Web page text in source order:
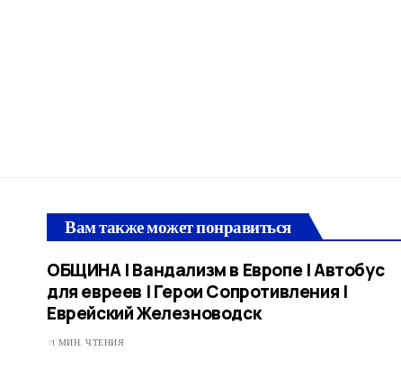
Вам также может понравиться
ОБЩИНА | Вандализм в Европе | Автобус
для евреев | Герои Сопротивления |
Еврейский Железноводск
1 МИН. ЧТЕНИЯ